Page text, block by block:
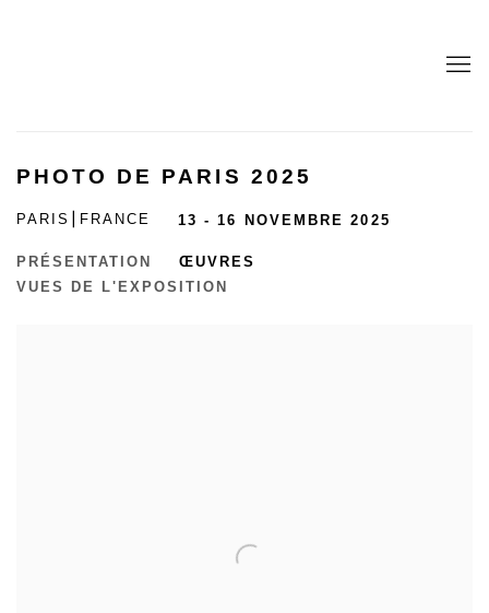
PHOTO DE PARIS 2025
PARIS⎮FRANCE 13 - 16 NOVEMBRE 2025
PRÉSENTATION
ŒUVRES
VUES DE L'EXPOSITION